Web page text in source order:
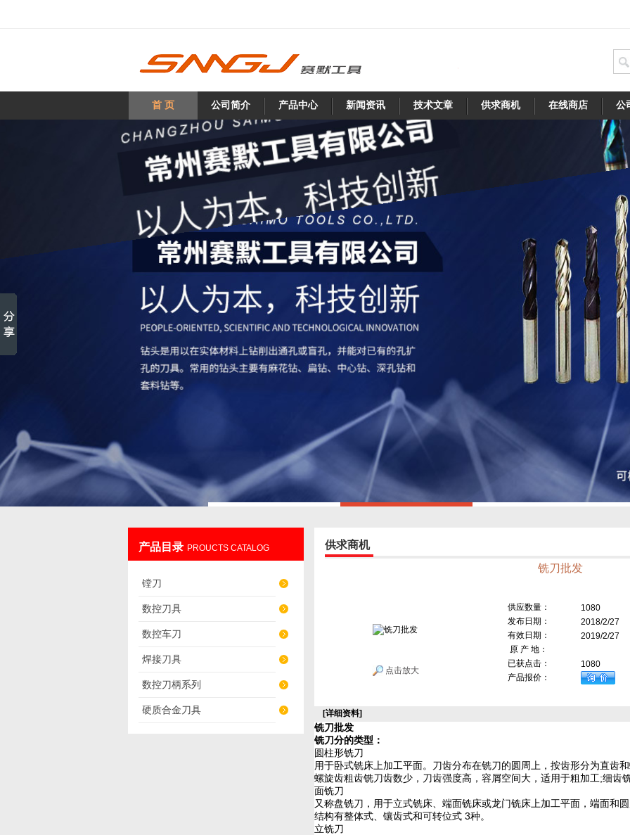
首 页 公司简介 产品中心 新闻资讯 技术文章 供求商机 在线商店 公
产品目录 PROUCTS CATALOG
镗刀
数控刀具
数控车刀
焊接刀具
数控刀柄系列
硬质合金刀具
供求商机
铣刀批发
点击放大
供应数量：
1080
发布日期：
2018/2/27
有效日期：
2019/2/27
原 产 地：
已获点击：
1080
产品报价：
[详细资料]
铣刀批发
铣刀分的类型：
圆柱形铣刀
用于卧式铣床上加工平面。刀齿分布在铣刀的圆周上，按齿形分为直齿
螺旋齿粗齿铣刀齿数少，刀齿强度高，容屑空间大，适用于粗加工;细齿
面铣刀
又称盘铣刀，用于立式铣床、端面铣床或龙门铣床上加工平面，端面和
结构有整体式、镶齿式和可转位式 3种。
立铣刀